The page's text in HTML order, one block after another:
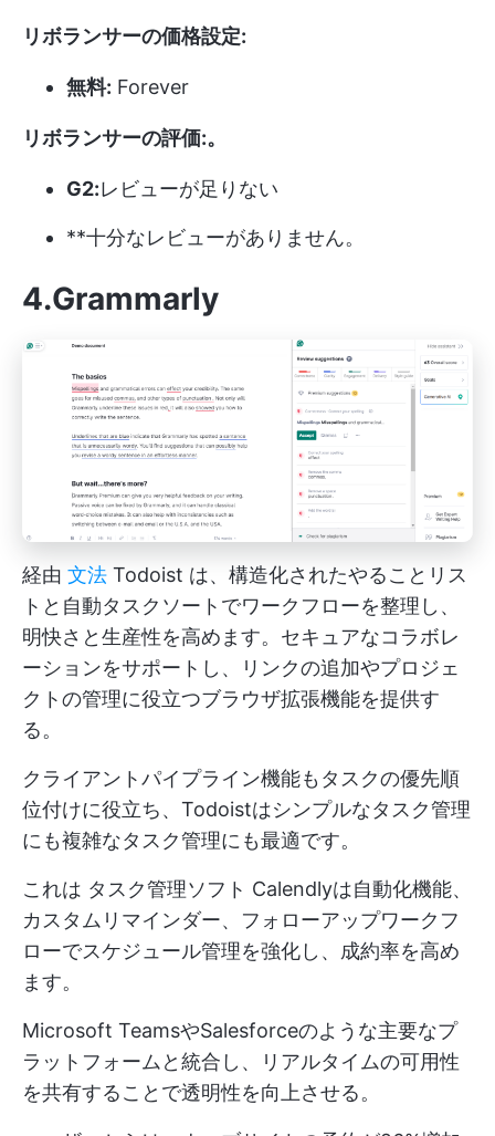
リボランサーの価格設定:
無料: Forever
リボランサーの評価:。
G2:レビューが足りない
**十分なレビューがありません。
4.Grammarly
経由 文法 Todoist は、構造化されたやることリス
トと自動タスクソートでワークフローを整理し、
明快さと生産性を高めます。セキュアなコラボレ
ーションをサポートし、リンクの追加やプロジェ
クトの管理に役立つブラウザ拡張機能を提供す
る。
クライアントパイプライン機能もタスクの優先順
位付けに役立ち、Todoistはシンプルなタスク管理
にも複雑なタスク管理にも最適です。
これは タスク管理ソフト Calendlyは自動化機能、
カスタムリマインダー、フォローアップワークフ
ローでスケジュール管理を強化し、成約率を高め
ます。
Microsoft TeamsやSalesforceのような主要なプ
ラットフォームと統合し、リアルタイムの可用性
を共有することで透明性を向上させる。